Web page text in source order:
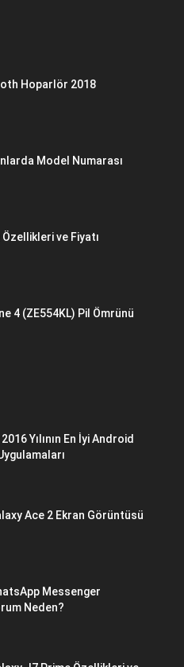
Hoparlör 2018
Model Numarası
Özellikleri ve Fiyatı
4 (ZE554KL) Pil Ömrünü
Yılının En İyi Android
Ace 2 Ekran Görüntüsü
Messenger
Neden?